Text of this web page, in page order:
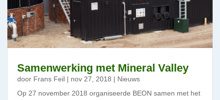
Samenwerking met Mineral Valley
door Frans Feil | nov 27, 2018 | Nieuws
Op 27 november 2018 organiseerde BEON samen met het